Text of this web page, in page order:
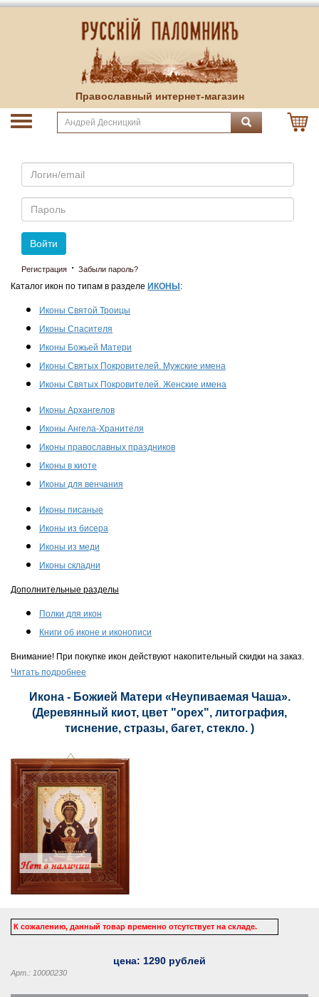
Православный интернет-магазин
Email
Пароль
Войти
Регистрация · Забыли пароль?
Каталог икон по типам в разделе ИКОНЫ :
Иконы Святой Троицы
Иконы Спасителя
Иконы Божьей Матери
Иконы Святых Покровителей. Мужские имена
Иконы Святых Покровителей. Женские имена
Иконы Архангелов
Иконы Ангела-Хранителя
Иконы православных праздников
Иконы в киоте
Иконы для венчания
Иконы писаные
Иконы из бисера
Иконы из меди
Иконы складни
Дополнительные разделы
Полки для икон
Книги об иконе и иконописи
Внимание! При покупке икон действуют накопительный скидки на заказ.
Читать подробнее
Икона - Божией Матери «Неупиваемая Чаша».
(Деревянный киот, цвет "орех", литография,
тиснение, стразы, багет, стекло. )
К сожалению, данный товар временно отсутствует на складе.
цена: 1290 рублей
Арт.: 10000230